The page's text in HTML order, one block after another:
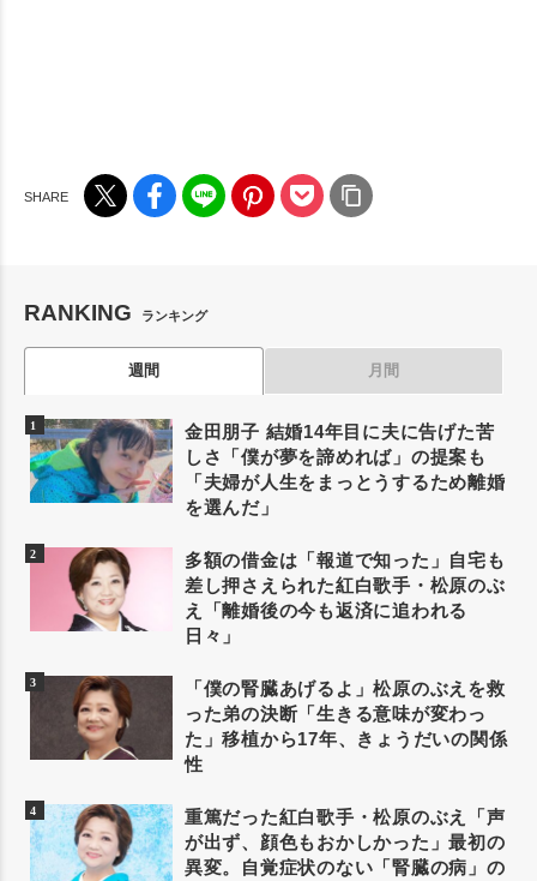
RANKING ランキング
週間 月間
金田朋子 結婚14年目に夫に告げた苦
しさ「僕が夢を諦めれば」の提案も
「夫婦が人生をまっとうするため離婚
を選んだ」
多額の借金は「報道で知った」自宅も
差し押さえられた紅白歌手・松原のぶ
え「離婚後の今も返済に追われる
日々」
「僕の腎臓あげるよ」松原のぶえを救
った弟の決断「生きる意味が変わっ
た」移植から17年、きょうだいの関係
性
重篤だった紅白歌手・松原のぶえ「声
が出ず、顔色もおかしかった」最初の
異変。自覚症状のない「腎臓の病」の